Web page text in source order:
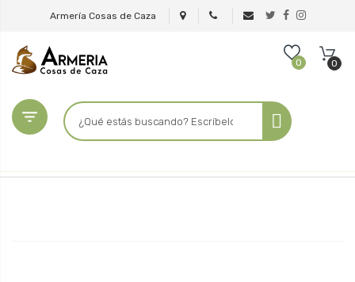
Armería Cosas de Caza
0 0
